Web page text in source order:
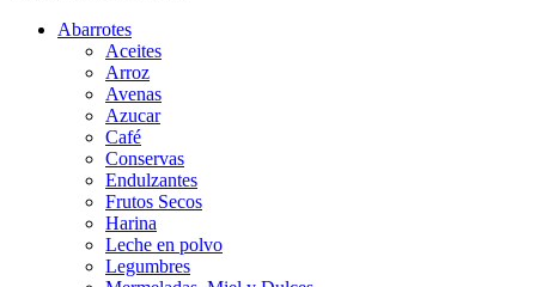
Abarrotes
Aceites
Arroz
Avenas
Azucar
Café
Conservas
Endulzantes
Frutos Secos
Harina
Leche en polvo
Legumbres